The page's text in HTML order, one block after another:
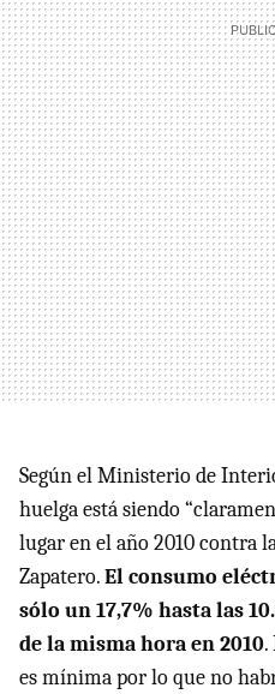
Según el Ministerio de
huelga está siendo
lugar en el año 2010 contra
Zapatero.El consumo
sólo un 17,7% hasta las
de la misma hora en 2010.
es mínima por lo que no